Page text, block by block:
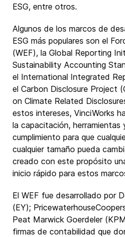
ESG, entre otros.
Algunos de los marcos de
ESG más populares son el
(WEF), la Global Reporting
Sustainability Accounting
el International Integrated
el Carbon Disclosure Project
on Climate Related
estos intereses, VinciWorks
la capacitación, herramientas
cumplimiento para que
cualquier tamaño pueda
creado con este propósito
inicio rápido para estos
El WEF fue desarrollado por
(EY);
Peat Marwick Goerdeler
firmas de contabilidad que